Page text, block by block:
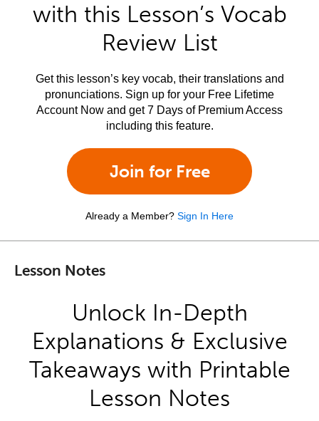
with this Lesson’s Vocab
Review List
Get this lesson’s key vocab, their translations and
pronunciations. Sign up for your Free Lifetime
Account Now and get 7 Days of Premium Access
including this feature.
Join for Free
Already a Member? Sign In Here
Lesson Notes
Unlock In-Depth
Explanations & Exclusive
Takeaways with Printable
Lesson Notes